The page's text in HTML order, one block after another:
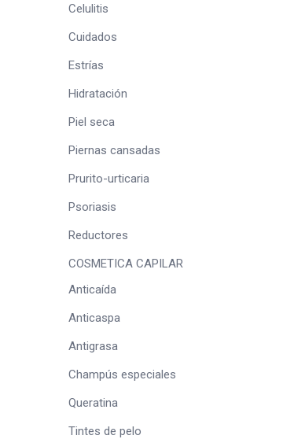
Celulitis
Cuidados
Estrías
Hidratación
Piel seca
Piernas cansadas
Prurito-urticaria
Psoriasis
Reductores
COSMETICA CAPILAR
Anticaída
Anticaspa
Antigrasa
Champús especiales
Queratina
Tintes de pelo